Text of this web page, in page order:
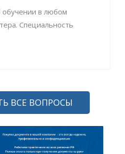
обучении в любом
Специальность
ВСЕ ВОПРОСЫ